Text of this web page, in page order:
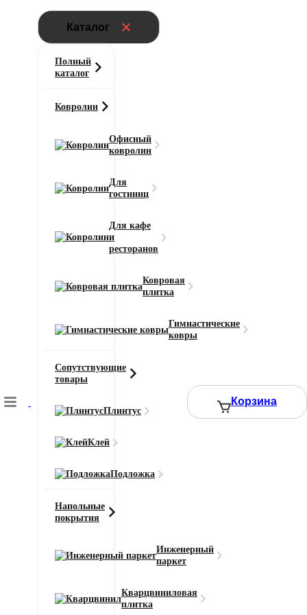
Каталог
Полный
каталог
Ковролин
Офисный
ковролин
Для
гостиниц
Для кафе
и
ресторанов
Ковровая
плитка
Гимнастические
ковры
Сопутствующие
товары
Плинтус
Клей
Подложка
Напольные
покрытия
Инженерный
паркет
Кварцвиниловая
плитка
Корзина
Ковролин
Область применения
Смотреть все характеристики
Итого к оплате:
Добавить в корзину